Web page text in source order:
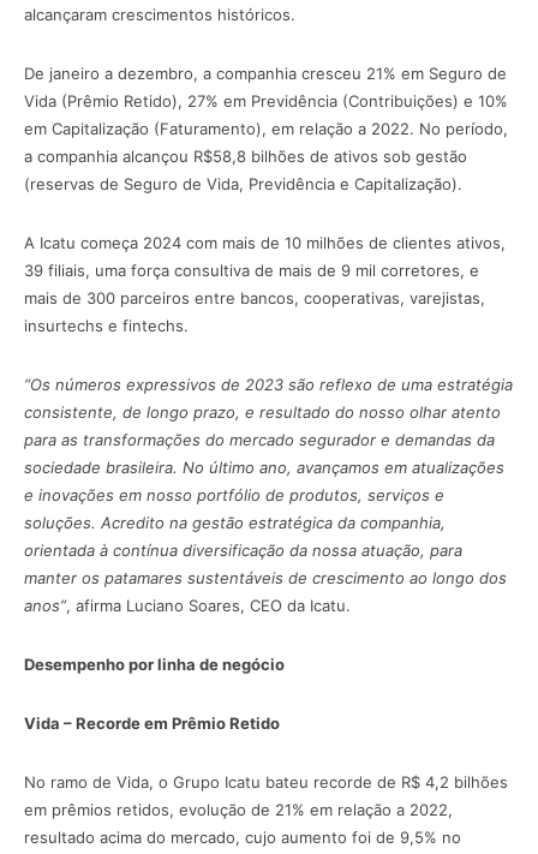
alcançaram crescimentos históricos.
De janeiro a dezembro, a companhia cresceu 21% em Seguro de
Vida (Prêmio Retido), 27% em Previdência (Contribuições) e 10%
em Capitalização (Faturamento), em relação a 2022. No período,
a companhia alcançou R$58,8 bilhões de ativos sob gestão
(reservas de Seguro de Vida, Previdência e Capitalização).
A Icatu começa 2024 com mais de 10 milhões de clientes ativos,
39 filiais, uma força consultiva de mais de 9 mil corretores, e
mais de 300 parceiros entre bancos, cooperativas, varejistas,
insurtechs e fintechs.
“Os números expressivos de 2023 são reflexo de uma estratégia
consistente, de longo prazo, e resultado do nosso olhar atento
para as transformações do mercado segurador e demandas da
sociedade brasileira. No último ano, avançamos em atualizações
e inovações em nosso portfólio de produtos, serviços e
soluções. Acredito na gestão estratégica da companhia,
orientada à contínua diversificação da nossa atuação, para
manter os patamares sustentáveis de crescimento ao longo dos
anos”, afirma Luciano Soares, CEO da Icatu.
Desempenho por linha de negócio
Vida – Recorde em Prêmio Retido
No ramo de Vida, o Grupo Icatu bateu recorde de R$ 4,2 bilhões
em prêmios retidos, evolução de 21% em relação a 2022,
resultado acima do mercado, cujo aumento foi de 9,5% no